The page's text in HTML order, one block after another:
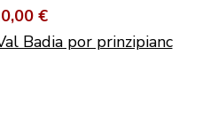
€
Badia por prinzipianc